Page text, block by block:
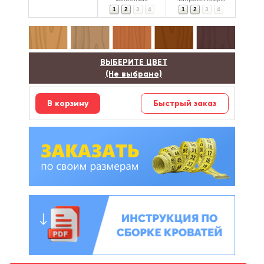
1 2 3 4 1 2 3 4
ВЫБЕРИТЕ ЦВЕТ
(Не выбрано)
Быстрый заказ